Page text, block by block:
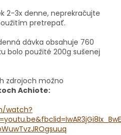
2-3x denne, neprekračujte
pretrepať.
dávka obsahuje 760
bolo použité 200g sušenej
zdrojoch možno
Achiote:
watch?